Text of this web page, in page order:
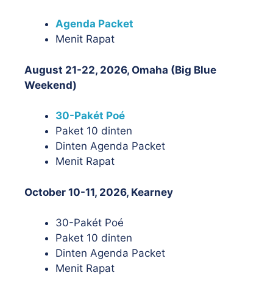
Agenda Packet
Menit Rapat
August 21-22, 2026, Omaha (Big Blue
Weekend)
30-Pakét Poé
Paket 10 dinten
Dinten Agenda Packet
Menit Rapat
October 10-11, 2026, Kearney
30-Pakét Poé
Paket 10 dinten
Dinten Agenda Packet
Menit Rapat